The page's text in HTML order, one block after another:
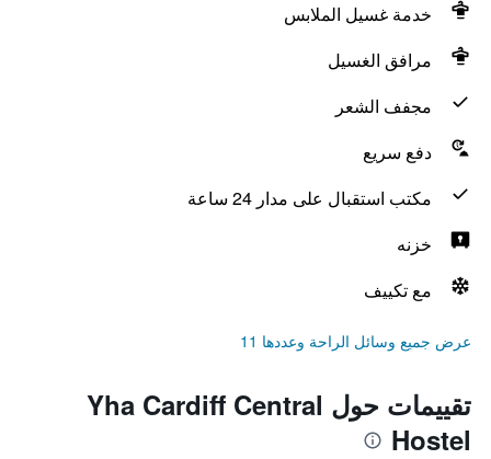
خدمة غسيل الملابس
مرافق الغسيل
مجفف الشعر
دفع سريع
مكتب استقبال على مدار 24 ساعة
خزنه
مع تكييف
عرض جميع وسائل الراحة وعددها 11
تقييمات حول Yha Cardiff Central
Hostel